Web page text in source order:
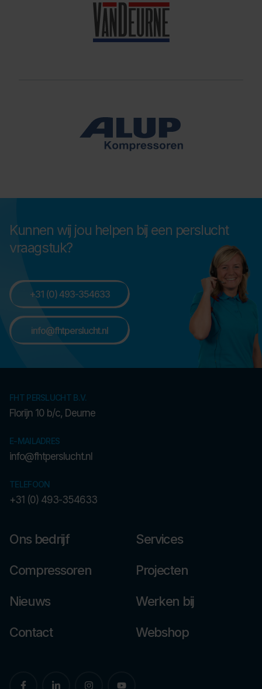
Kunnen wij jou helpen bij een perslucht
vraagstuk?
+31 (0) 493-354633
info@fhtperslucht.nl
FHT PERSLUCHT B.V.
Florijn 10 b/c, Deurne
E-MAILADRES
info@fhtperslucht.nl
TELEFOON
+31 (0) 493-354633
Ons bedrijf Services
Compressoren Projecten
Nieuws Werken bij
Contact Webshop